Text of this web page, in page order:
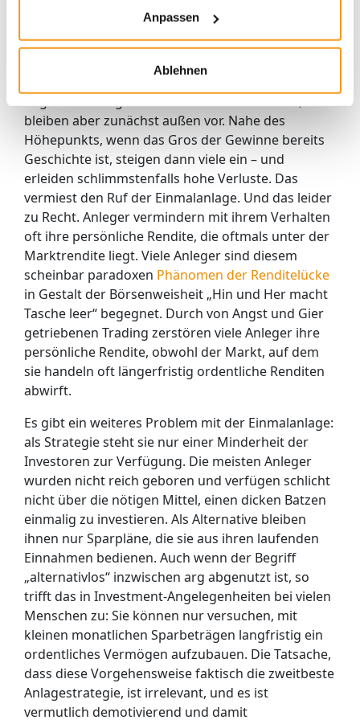
Anpassen
Ablehnen
zwischen 2000 und 2003 oder der Krypto-Crash
Der Mechanismus geht so: Bildlich gesprochen
bleiben aber zunächst außen vor. Nahe des
Höhepunkts, wenn das Gros der Gewinne bereits
Geschichte ist, steigen dann viele ein – und
erleiden schlimmstenfalls hohe Verluste. Das
vermiest den Ruf der Einmalanlage. Und das leider
zu Recht. Anleger vermindern mit ihrem Verhalten
oft ihre persönliche Rendite, die oftmals unter der
Marktrendite liegt. Viele Anleger sind diesem
scheinbar paradoxen Phänomen der Renditelücke
in Gestalt der Börsenweisheit „Hin und Her macht
Tasche leer“ begegnet. Durch von Angst und Gier
getriebenen Trading zerstören viele Anleger ihre
persönliche Rendite, obwohl der Markt, auf dem
sie handeln oft längerfristig ordentliche Renditen
abwirft.
Es gibt ein weiteres Problem mit der Einmalanlage:
als Strategie steht sie nur einer Minderheit der
Investoren zur Verfügung. Die meisten Anleger
wurden nicht reich geboren und verfügen schlicht
nicht über die nötigen Mittel, einen dicken Batzen
einmalig zu investieren. Als Alternative bleiben
ihnen nur Sparpläne, die sie aus ihren laufenden
Einnahmen bedienen. Auch wenn der Begriff
„alternativlos“ inzwischen arg abgenutzt ist, so
trifft das in Investment-Angelegenheiten bei vielen
Menschen zu: Sie können nur versuchen, mit
kleinen monatlichen Sparbeträgen langfristig ein
ordentliches Vermögen aufzubauen. Die Tatsache,
dass diese Vorgehensweise faktisch die zweitbeste
Anlagestrategie, ist irrelevant, und es ist
vermutlich demotivierend und damit